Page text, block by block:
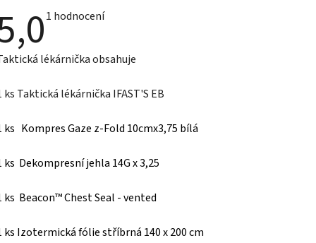
Průměrné
5,0
hvězdiček.
1 hodnocení
lékárnička obsahuje
ks Taktická lékárnička IFAST'S EB
ks Kompres Gaze z-Fold 10cmx3,75 bílá
ks Dekompresní jehla 14G x 3,25
ks Beacon™ Chest Seal - vented
ks Izotermická fólie stříbrná 140 x 200 cm